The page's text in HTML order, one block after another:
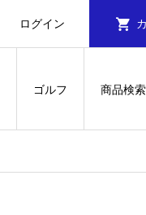
ログイン
ゴルフ 商品検索